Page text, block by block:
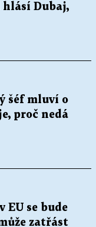
Dubaj,
šéf mluví o
proč nedá
EU se bude
zatřást